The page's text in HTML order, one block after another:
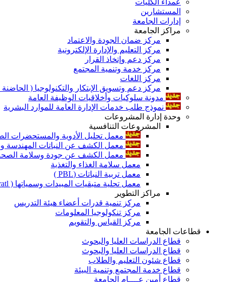
المستشارين
إدارات الجامعة
مراكز الجامعة
مركز ضمان الجودة والاعتماد
مركز التعليم والإدارة الإلكترونية
مركز دعم وإتخاذ القرار
مركز خدمة وتنمية المجتمع
مركز اللغات
مركز دعم وتسويق الإبتكار والتكنولوجيا ( الحاضنة
مدونة سلوكيات وأخلاقيات الوظيفة العامة
نموذج طلب خدمات الإدارة العامة للموارد البشرية
وحدة إدارة المشروعات
المشروعات التنافسية
معمل تحليل الأدوية والمستحضرات
معمل الكشف عن النباتات المهندسة
معمل الكشف عن جودة وسلامة الصحة
معمل سلامة الغذاء والتغذية
معمل تربية النباتات (PBL )
معمل تحلية متبقيات المبيدات وسمياتها ( Pratl )
مراكز التطوير
مركز تنمية قدرات أعضاء هيئة التدريس
مركز تنكولوجيا المعلومات
مركز القياس والتقويم
قطاعات الجامعة
قطاع الدراسات العليا والبحوث
قطاع الدراسات العليا والبحوث
قطاع شئون التعليم والطلاب
قطاع خدمة المجتمع وتنمية البيئة
قطاع أمين عــــام الجامعة